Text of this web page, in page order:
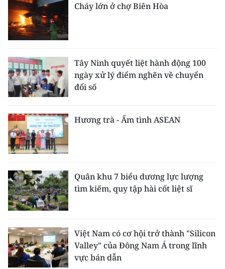
Cháy lớn ở chợ Biên Hòa
Tây Ninh quyết liệt hành động 100
ngày xử lý điểm nghẽn về chuyển
đổi số
Hương trà - Ấm tình ASEAN
Quân khu 7 biểu dương lực lượng
tìm kiếm, quy tập hài cốt liệt sĩ
Việt Nam có cơ hội trở thành "Silicon
Valley" của Đông Nam Á trong lĩnh
vực bán dẫn